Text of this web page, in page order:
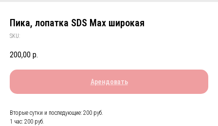
Пика, лопатка SDS Max широкая
SKU:
200,00 р.
Арендовать
Вторые сутки и последующие: 200 руб.
1 час: 200 руб.